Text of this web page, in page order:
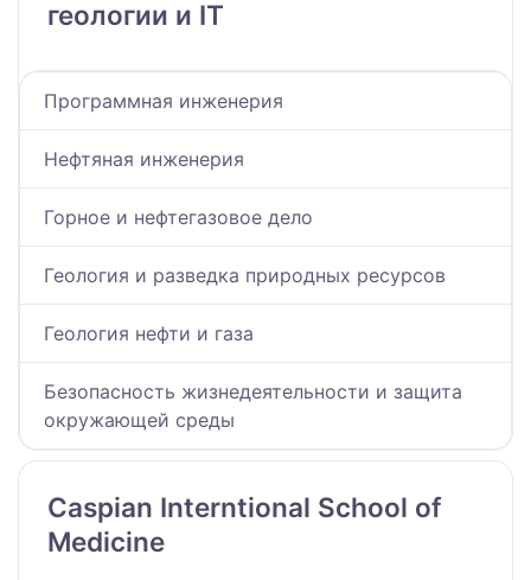
геологии и IT
Программная инженерия
Нефтяная инженерия
Горное и нефтегазовое дело
Геология и разведка природных ресурсов
Геология нефти и газа
Безопасность жизнедеятельности и защита
окружающей среды
Caspian Interntional School of
Medicine